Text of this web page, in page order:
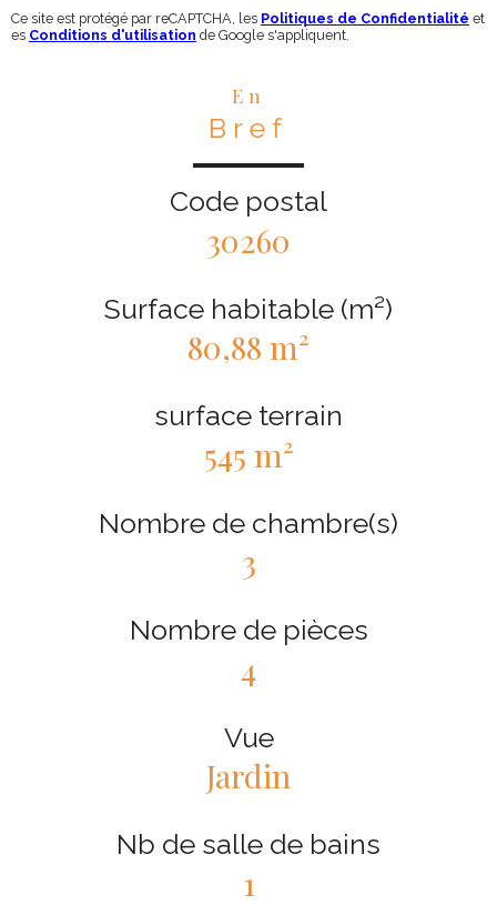
Ce site est protégé par reCAPTCHA, les Politiques de Confidentialité et
es Conditions d'utilisation de Google s'appliquent.
En
Bref
Code postal
30260
Surface habitable (m²)
80,88 m²
surface terrain
545 m²
Nombre de chambre(s)
3
Nombre de pièces
4
Vue
Jardin
Nb de salle de bains
1